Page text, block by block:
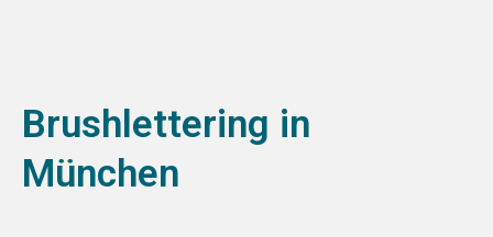
Brushlettering in
München